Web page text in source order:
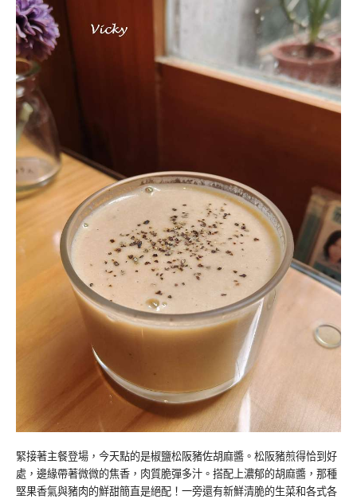
緊接著主餐登場，今天點的是椒鹽松阪豬佐胡麻醬。松阪豬煎得恰到好
處，邊緣帶著微微的焦香，肉質脆彈多汁。搭配上濃郁的胡麻醬，那種
堅果香氣與豬肉的鮮甜簡直是絕配！一旁還有新鮮清脆的生菜和各式各